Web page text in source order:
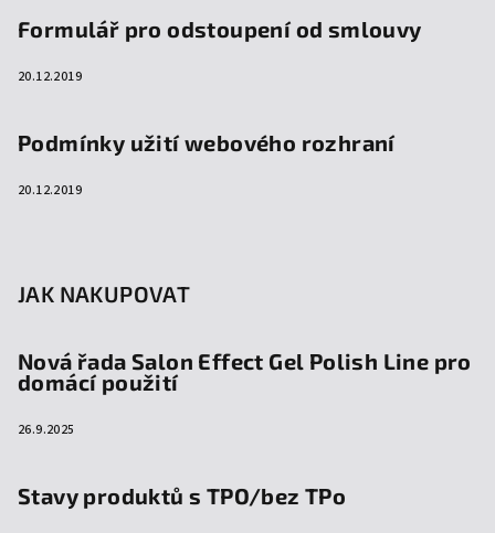
Formulář pro odstoupení od smlouvy
20.12.2019
Podmínky užití webového rozhraní
20.12.2019
JAK NAKUPOVAT
Nová řada Salon Effect Gel Polish Line pro
domácí použití
26.9.2025
Stavy produktů s TPO/bez TPo